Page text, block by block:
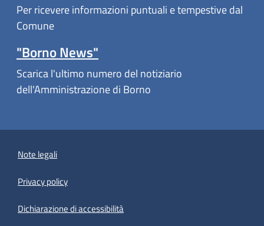
Per ricevere informazioni puntuali e tempestive dal
Comune
"Borno News"
Scarica l'ultimo numero del notiziario
dell'Amministrazione di Borno
Note legali
Privacy policy
Dichiarazione di accessibilità